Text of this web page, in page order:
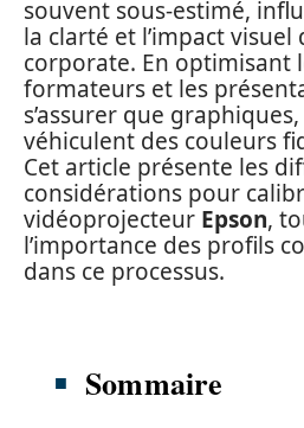
souvent sous-estimé,
la clarté et l’impact
corporate. En optimisant
formateurs et les
s’assurer que
véhiculent des couleurs
Cet article présente les
considérations pour
vidéoprojecteur Epson,
l’importance des profils
dans ce processus.
Sommaire